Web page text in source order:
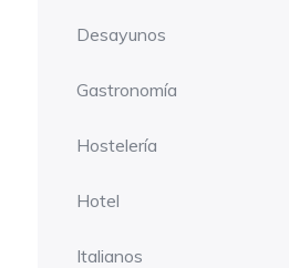
Desayunos
Gastronomía
Hostelería
Hotel
Italianos